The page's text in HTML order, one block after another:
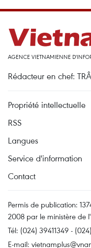
AGENCE VIETNAMIENNE
Rédacteur en chef:
Propriété intellectuelle
RSS
Langues
Service d'information
Contact
Permis de publication:
2008 par le ministère de
Tél: (024) 39411349 -
E-mail: